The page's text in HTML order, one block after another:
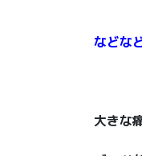
などな
大きな